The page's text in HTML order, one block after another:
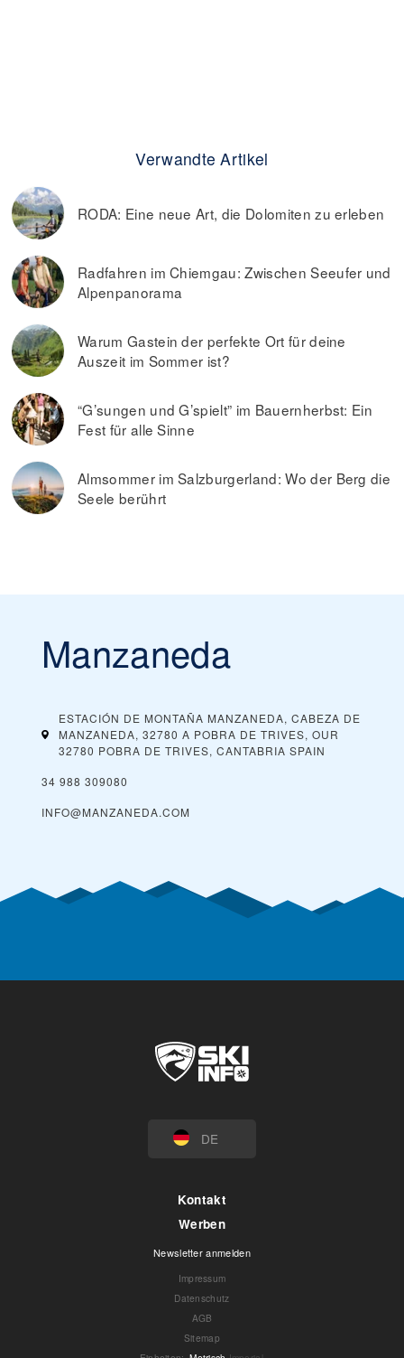
Verwandte Artikel
RODA: Eine neue Art, die Dolomiten zu erleben
Radfahren im Chiemgau: Zwischen Seeufer und
Alpenpanorama
Warum Gastein der perfekte Ort für deine
Auszeit im Sommer ist?
“G’sungen und G’spielt” im Bauernherbst: Ein
Fest für alle Sinne
Almsommer im Salzburgerland: Wo der Berg die
Seele berührt
Manzaneda
ESTACIÓN DE MONTAÑA MANZANEDA, CABEZA DE
MANZANEDA, 32780 A POBRA DE TRIVES, OUR
32780 POBRA DE TRIVES, CANTABRIA SPAIN
34 988 309080
INFO@MANZANEDA.COM
DE
Kontakt
Werben
Newsletter anmelden
Impressum
Datenschutz
AGB
Sitemap